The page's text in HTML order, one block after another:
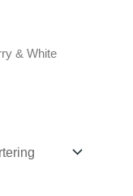
& White